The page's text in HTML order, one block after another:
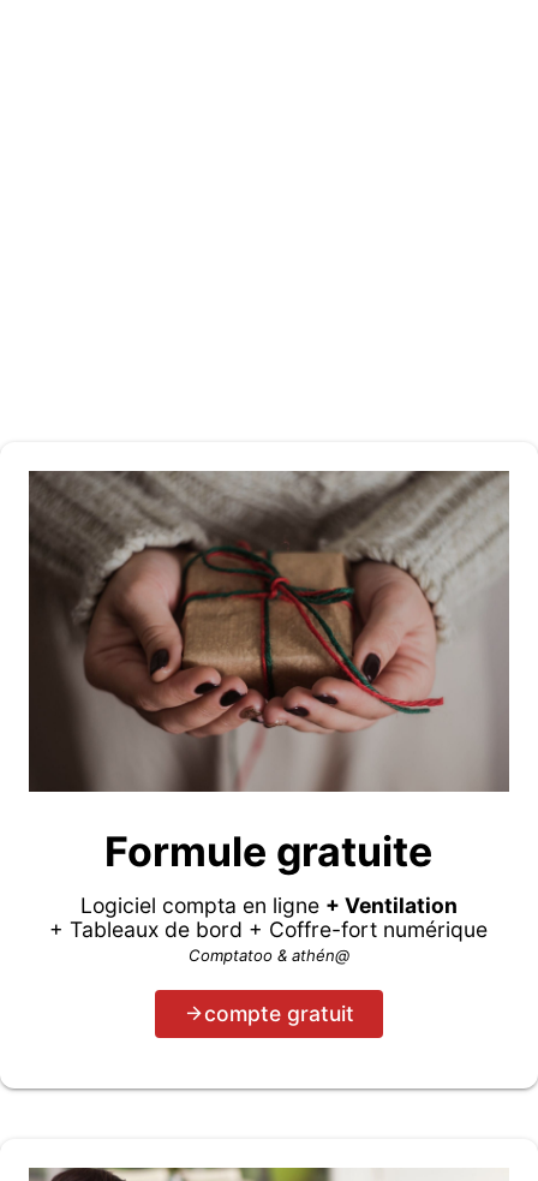
Formule gratuite
Logiciel compta en ligne + Ventilation
+ Tableaux de bord + Coffre-fort numérique
Comptatoo & athén@
compte gratuit